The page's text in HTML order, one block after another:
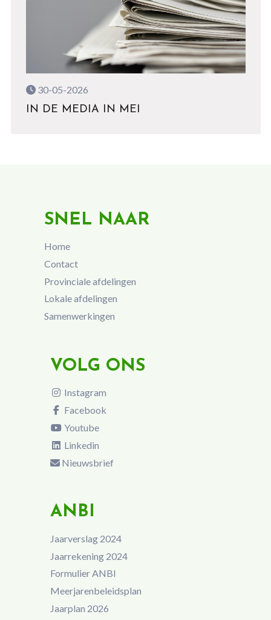
30-05-2026
IN DE MEDIA IN MEI
SNEL NAAR
Home
Contact
Provinciale afdelingen
Lokale afdelingen
Samenwerkingen
VOLG ONS
Instagram
Facebook
Youtube
Linkedin
Nieuwsbrief
ANBI
Jaarverslag 2024
Jaarrekening 2024
Formulier ANBI
Meerjarenbeleidsplan
Jaarplan 2026